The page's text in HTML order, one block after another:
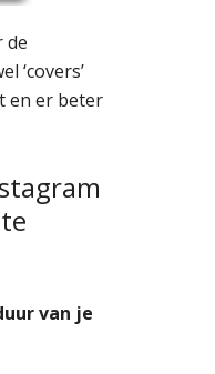
de
‘covers’
en er beter
van je